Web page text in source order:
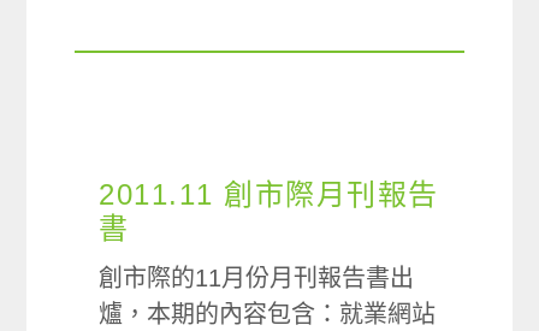
2011.11 創市際月刊報告
書
創市際的11月份月刊報告書出
爐，本期的內容包含：就業網站